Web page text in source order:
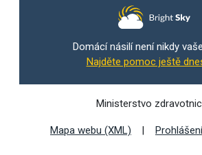
Domácí násilí není nikdy
Najděte pomoc ještě
Ministerstvo
Mapa webu (XML)